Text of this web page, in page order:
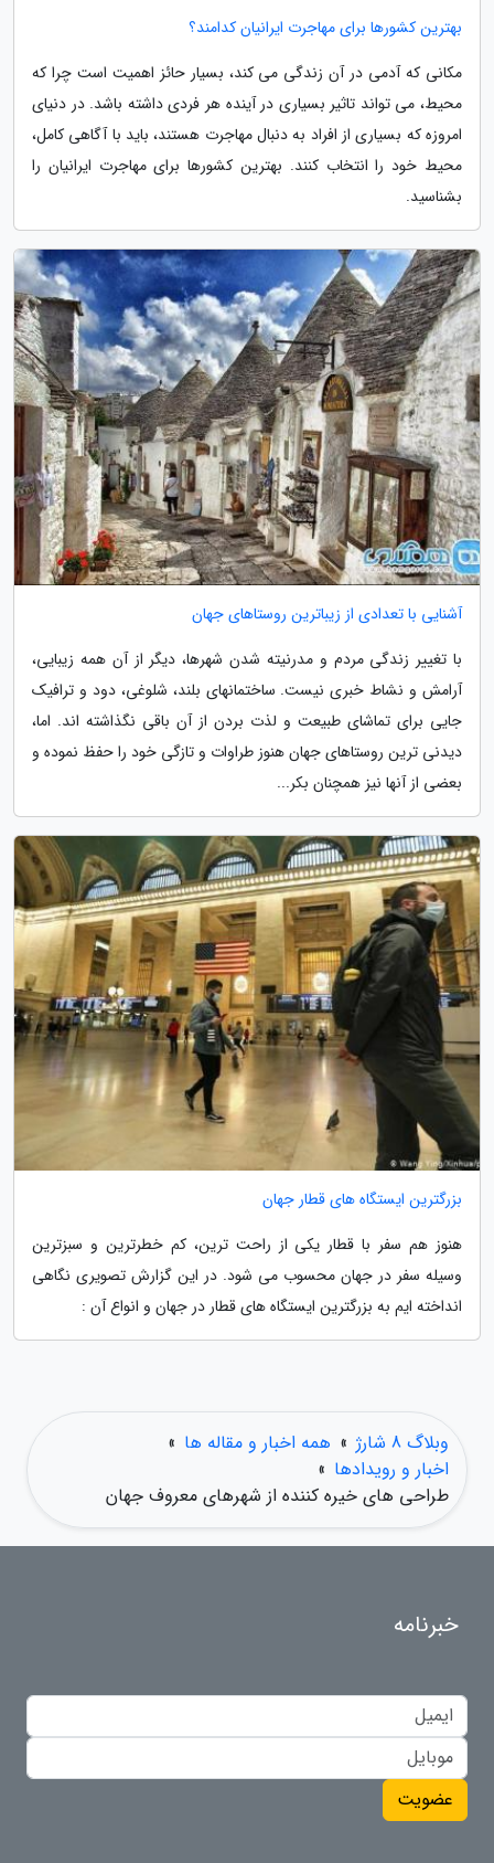
بهترین کشورها برای مهاجرت ایرانیان کدامند؟
مکانی که آدمی در آن زندگی می کند، بسیار حائز اهمیت است چرا که
محیط، می تواند تاثیر بسیاری در آینده هر فردی داشته باشد. در دنیای
امروزه که بسیاری از افراد به دنبال مهاجرت هستند، باید با آگاهی کامل،
محیط خود را انتخاب کنند. بهترین کشورها برای مهاجرت ایرانیان را
بشناسید.
آشنایی با تعدادی از زیباترین روستاهای جهان
با تغییر زندگی مردم و مدرنیته شدن شهرها، دیگر از آن همه زیبایی،
آرامش و نشاط خبری نیست. ساختمانهای بلند، شلوغی، دود و ترافیک
جایی برای تماشای طبیعت و لذت بردن از آن باقی نگذاشته اند. اما،
دیدنی ترین روستاهای جهان هنوز طراوات و تازگی خود را حفظ نموده و
بعضی از آنها نیز همچنان بکر...
بزرگترین ایستگاه های قطار جهان
هنوز هم سفر با قطار یکی از راحت ترین، کم خطرترین و سبزترین
وسیله سفر در جهان محسوب می شود. در این گزارش تصویری نگاهی
انداخته ایم به بزرگترین ایستگاه های قطار در جهان و انواع آن :
وبلاگ 8 شارژ » همه اخبار و مقاله ها »
اخبار و رویدادها »
طراحی های خیره کننده از شهرهای معروف جهان
خبرنامه
عضویت